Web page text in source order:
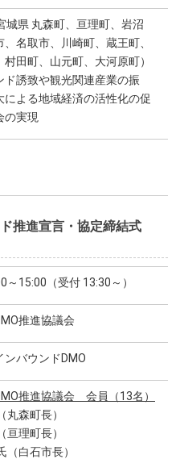
城県 丸森町、亘理町、岩沼
名取市、川崎町、蔵王町、
田町、山元町、大河原町）
ド誘致や観光関連産業の振
による地域経済の活性化の促
の実現
推進宣言・協定締結式
15:00（受付 13:30～）
推進協議会
バウンドDMO
推進協議会 会員（13名）
丸森町長）
亘理町長）
（白石市長）